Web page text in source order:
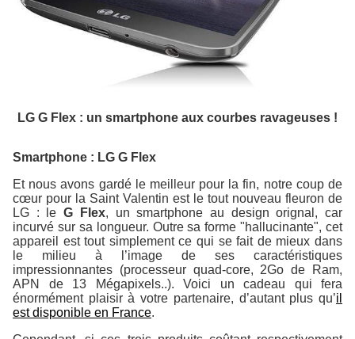
LG G Flex : un smartphone aux courbes ravageuses !
Smartphone : LG G Flex
Et nous avons gardé le meilleur pour la fin, notre coup de
cœur pour la Saint Valentin est le tout nouveau fleuron de
LG : leG Flex, un smartphone au design orignal, car
incurvé sur sa longueur. Outre sa forme "hallucinante", cet
appareil est tout simplement ce qui se fait de mieux dans
le milieu à l’image de ses caractéristiques
impressionnantes (processeur quad-core, 2Go de Ram,
APN de 13 Mégapixels..). Voici un cadeau qui fera
énormément plaisir à votre partenaire, d’autant plus qu’il
est disponible en France.